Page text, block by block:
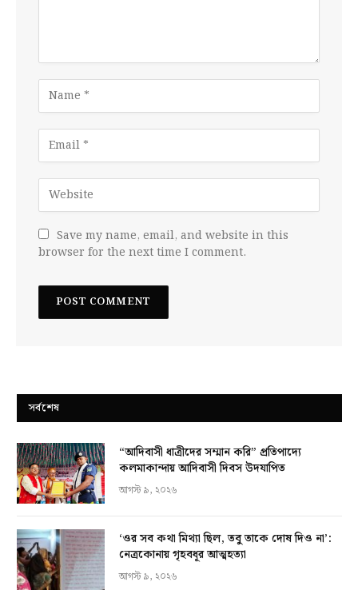
Save my name, email, and website in this
browser for the next time I comment.
সর্বশেষ
“আদিবাসী ধাত্রীদের সম্মান করি” প্রতিপাদ্যে
কলমাকান্দায় আদিবাসী দিবস উদযাপিত
আগস্ট ৯, ২০২৬
‘ওর সব কথা মিথ্যা ছিল, তবু তাকে দোষ দিও না’:
নেত্রকোনায় গৃহবধূর আত্মহত্যা
আগস্ট ৯, ২০২৬